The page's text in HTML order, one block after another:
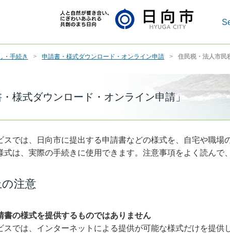
・手続き 申請書・様式ダウンロード・オンライン申請 住民税・法人市民
・様式ダウンロード・オンライン申請」
スでは、日向市に提出する申請書などの様式を、自宅や職場
式は、実際の手続きに使用できます。注意事項をよく読んで
注意
書の様式を提供するものではありません
スでは、インターネットによる提供が可能な様式だけを提